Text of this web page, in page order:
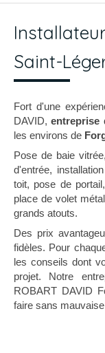
Saint-
Fort d'une
DAVID,entreprise
les environs de
Pose de baie
d'entrée,
toit, pose de
place de volet
grands atouts.
Des prix
fidèles. Pour
les conseils dont
projet. Notre
ROBART DAVID
faire sans